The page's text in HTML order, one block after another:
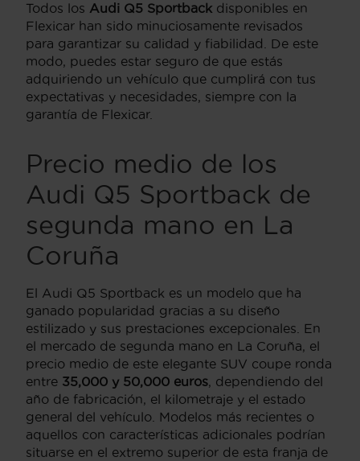
Todos los Audi Q5 Sportback disponibles en
Flexicar han sido minuciosamente revisados
para garantizar su calidad y fiabilidad. De este
modo, puedes estar seguro de que estás
adquiriendo un vehículo que cumplirá con tus
expectativas y necesidades, siempre con la
garantía de Flexicar.
Precio medio de los
Audi Q5 Sportback de
segunda mano en La
Coruña
El Audi Q5 Sportback es un modelo que ha
ganado popularidad gracias a su diseño
estilizado y sus prestaciones excepcionales. En
el mercado de segunda mano en La Coruña, el
precio medio de este elegante SUV coupe ronda
entre 35,000 y 50,000 euros, dependiendo del
año de fabricación, el kilometraje y el estado
general del vehículo. Modelos más recientes o
aquellos con características adicionales podrían
situarse en el extremo superior de esta franja de